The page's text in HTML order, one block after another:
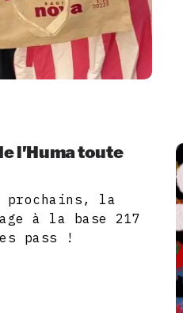
l'Huma toute
prochains, la
à la base 217
pass !